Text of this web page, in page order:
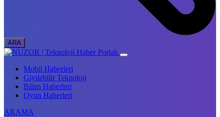
Mobil Haberleri
Giyilebilir Teknoloji
Bilim Haberleri
Oyun Haberleri
ARAMA